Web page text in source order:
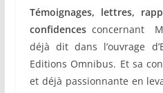
Témoignages, lettres,
confidencesconcernant
déjà dit dans l’ouvrage
Editions Omnibus. Et sa
et déjà passionnante en